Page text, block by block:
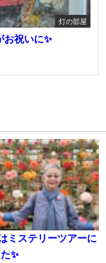
灯の部屋
お祝いに✨
ミステリーツアーに
✨️